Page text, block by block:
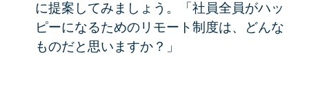
に提案してみましょう。「社員全員がハッ
ピーになるためのリモート制度は、どんな
ものだと思いますか？」